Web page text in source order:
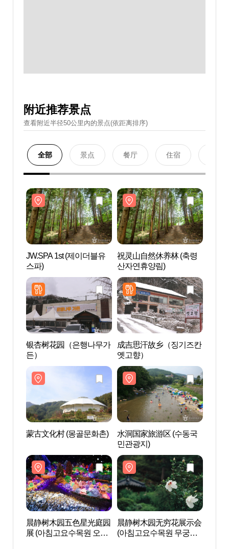
附近推荐景点
查看附近半径50公里內的景点(依距离排序)
全部 景点 餐厅 住宿
JW.SPA 1st (제이더블유
스파)
祝灵山自然休养林 (축령
산자연휴양림)
银杏树花园（은행나무가
든）
成吉思汗故乡（징기즈칸
옛고향）
蒙古文化村 (몽골문화촌)
水洞国家旅游区 (수동국
민관광지)
晨静树木园五色星光庭园
展 (아침고요수목원 오색
晨静树木园无穷花展示会
(아침고요수목원 무궁화